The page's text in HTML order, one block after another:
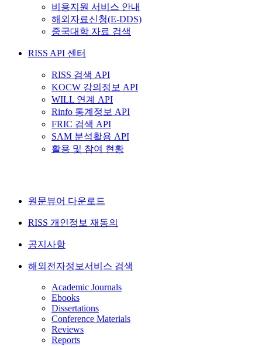
비용지원 서비스 안내
해외자료신청(E-DDS)
중국대학 자료 검색
RISS API 센터
RISS 검색 API
KOCW 강의정보 API
WILL 연계 API
Rinfo 통계정보 API
FRIC 검색 API
SAM 분석활용 API
활용 및 참여 현황
원문뷰어 다운로드
RISS 개인정보 재동의
공지사항
해외전자정보서비스 검색
Academic Journals
Ebooks
Dissertations
Conference Materials
Reviews
Reports